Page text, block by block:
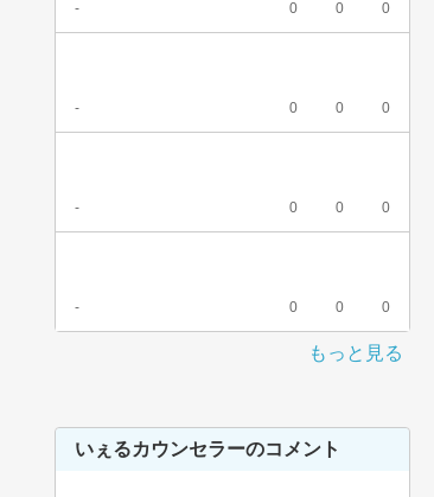
- 0 0 0
- 0 0 0
- 0 0 0
- 0 0 0
もっと見る
いぇるカウンセラーのコメント